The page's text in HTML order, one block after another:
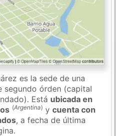
es la sede de una
segundo órden (capital
Está ubicada en
(Argentina) ycuenta con
, a fecha de última